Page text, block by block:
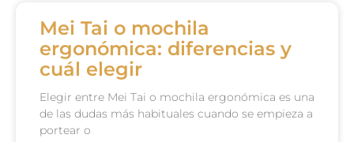
Mei Tai o mochila
ergonómica: diferencias y
cuál elegir
Elegir entre Mei Tai o mochila ergonómica es una
de las dudas más habituales cuando se empieza a
portear o